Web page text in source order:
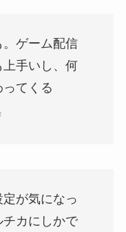
ゲーム配信
手いし、何
てくる
が気になっ
カにしかで